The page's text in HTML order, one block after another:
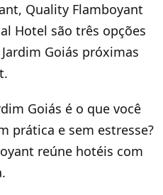
Quality Flamboyant
Hotel são três opções
Goiás próximas
Goiás é o que você
prática e sem estresse?
reúne hotéis com